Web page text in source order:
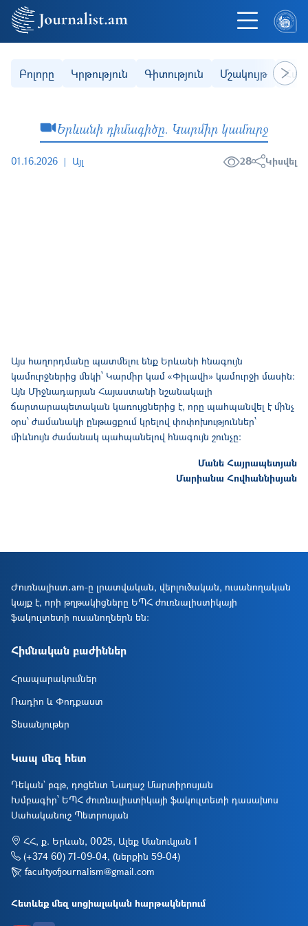
Բոլորը Կրթություն Գիտություն Մշակույթ Next
Երևանի դիմագիծը. Կարմիր կամուրջ
01.16.2026 Այլ 28 Կիսվել
Այս հաղորդմանը պատմելու ենք Երևանի հնագույն
կամուրջներից մեկի՝ Կարմիր կամ «Փիլավի» կամուրջի մասին։
Այն Միջնադարյան Հայաստանի նշանակալի
ճարտարապետական կառույցներից է, որը պահպանվել է մինչ
օրս՝ ժամանակի ընթացքում կրելով փոփոխություններ՝
միևնույն ժամանակ պահպանելով հնագույն շունչը։
Մանե Հայրապետյան
Մարիանա Հովհաննիսյան
Ժուռնալիստ․am-ը լրատվական, վերլուծական, ուսանողական
կայք է, որի թղթակիցները ԵՊՀ ժուռնալիստիկայի
ֆակուլտետի ուսանողներն են։
Հիմնական բաժիններ
Հրապարակումներ
Ռադիո և Փոդքաստ
Տեսանյութեր
Կապ մեզ հետ
Դեկան` բգթ, դոցենտ Նաղաշ Մարտիրոսյան
Խմբագիր՝ ԵՊՀ ժուռնալիստիկայի ֆակուլտետի դասախոս
Սահականուշ Պետրոսյան
ՀՀ, ք. Երևան, 0025, Ալեք Մանուկյան 1
(+374 60) 71-09-04, (ներքին 59-04)
facultyofjournalism@gmail.com
Հետևեք մեզ սոցիալական հարթակներում